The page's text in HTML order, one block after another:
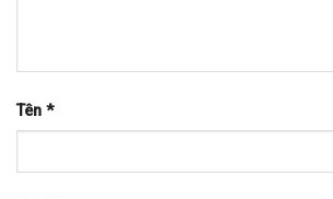
Tên *